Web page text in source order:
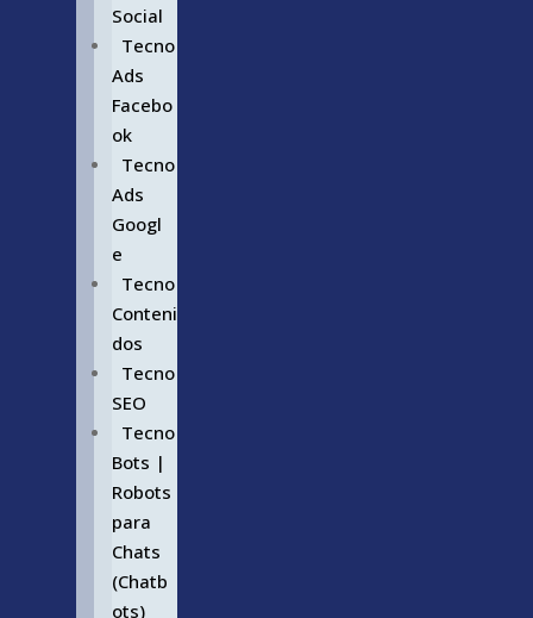
Social
Tecno
Ads
Facebo
ok
Tecno
Ads
Googl
e
Tecno
Conteni
dos
Tecno
SEO
Tecno
Bots |
Robots
para
Chats
(Chatb
ots)